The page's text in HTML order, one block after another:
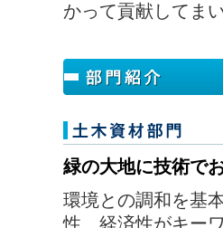
かって貢献してま
緑の大地に技術で
環境との調和を基
性、経済性がキー